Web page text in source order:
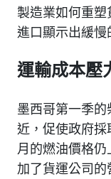
製造業如何重
進口顯示出緩慢
運輸成本壓
墨西哥第一季
近，促使政府
月的燃油價格
加了貨運公司